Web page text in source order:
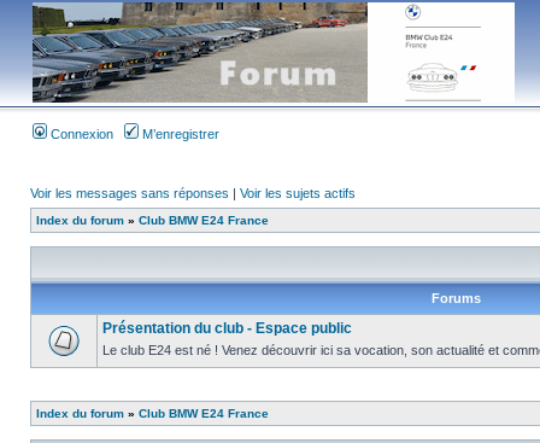
Connexion M’enregistrer
Voir les messages sans réponses | Voir les sujets actifs
Index du forum » Club BMW E24 France
Forums
Présentation du club - Espace public
Le club E24 est né ! Venez découvrir ici sa vocation, son actualité et
Index du forum » Club BMW E24 France